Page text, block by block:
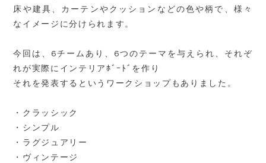
床や建具、カーテンやクッションなどの色や柄で、様々
なイメージに分けられます。
今回は、6チームあり、6つのテーマを与えられ、それぞ
れが実際にインテリアﾎﾞｰﾄﾞを作り
それを発表するというワークショップもありました。
・クラッシック
・シンプル
・ラグジュアリー
・ヴィンテージ